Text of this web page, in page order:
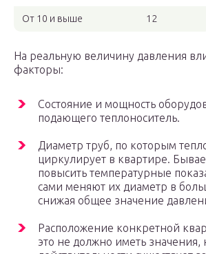
От 10 и выше 12
На реальную величину давления
факторы:
Состояние и мощность
подающего теплоноситель.
Диаметр труб, по которым
циркулирует в квартире.
повысить температурные
сами меняют их диаметр в
снижая общее значение
Расположение конкретной
это не должно иметь значения,